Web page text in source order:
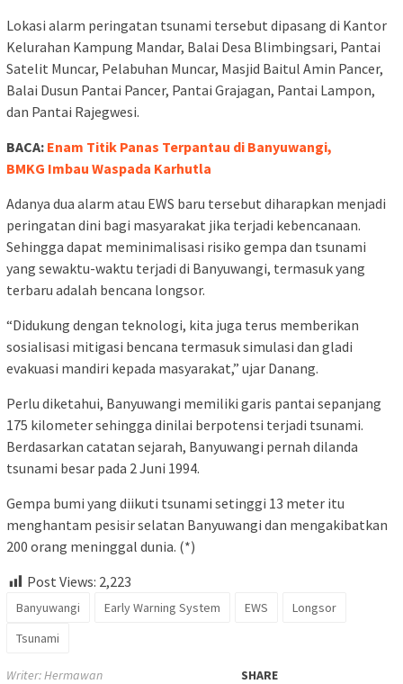
Lokasi alarm peringatan tsunami tersebut dipasang di Kantor
Kelurahan Kampung Mandar, Balai Desa Blimbingsari, Pantai
Satelit Muncar, Pelabuhan Muncar, Masjid Baitul Amin Pancer,
Balai Dusun Pantai Pancer, Pantai Grajagan, Pantai Lampon,
dan Pantai Rajegwesi.
BACA: Enam Titik Panas Terpantau di Banyuwangi,
BMKG Imbau Waspada Karhutla
Adanya dua alarm atau EWS baru tersebut diharapkan menjadi
peringatan dini bagi masyarakat jika terjadi kebencanaan.
Sehingga dapat meminimalisasi risiko gempa dan tsunami
yang sewaktu-waktu terjadi di Banyuwangi, termasuk yang
terbaru adalah bencana longsor.
“Didukung dengan teknologi, kita juga terus memberikan
sosialisasi mitigasi bencana termasuk simulasi dan gladi
evakuasi mandiri kepada masyarakat,” ujar Danang.
Perlu diketahui, Banyuwangi memiliki garis pantai sepanjang
175 kilometer sehingga dinilai berpotensi terjadi tsunami.
Berdasarkan catatan sejarah, Banyuwangi pernah dilanda
tsunami besar pada 2 Juni 1994.
Gempa bumi yang diikuti tsunami setinggi 13 meter itu
menghantam pesisir selatan Banyuwangi dan mengakibatkan
200 orang meninggal dunia. (*)
Post Views: 2,223
Banyuwangi Early Warning System EWS
Longsor
Tsunami
Writer: Hermawan
SHARE